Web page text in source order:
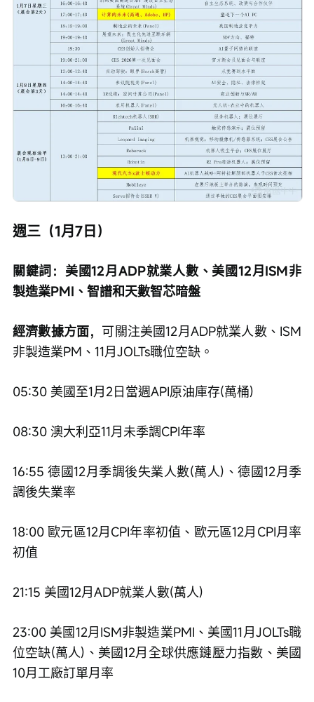
週三（1月7日）
關鍵詞：美國12月ADP就業人數、美國12月ISM非
製造業PMI、智譜和天數智芯暗盤
經濟數據方面， 可關注美國12月ADP就業人數、ISM
非製造業PM、11月JOLTs職位空缺。
05:30 美國至1月2日當週API原油庫存(萬桶)
08:30 澳大利亞11月未季調CPI年率
16:55 德國12月季調後失業人數(萬人)、德國12月季
調後失業率
18:00 歐元區12月CPI年率初值、歐元區12月CPI月率
初值
21:15 美國12月ADP就業人數(萬人)
23:00 美國12月ISM非製造業PMI、美國11月JOLTs職
位空缺(萬人)、美國12月全球供應鏈壓力指數、美國
10月工廠訂單月率